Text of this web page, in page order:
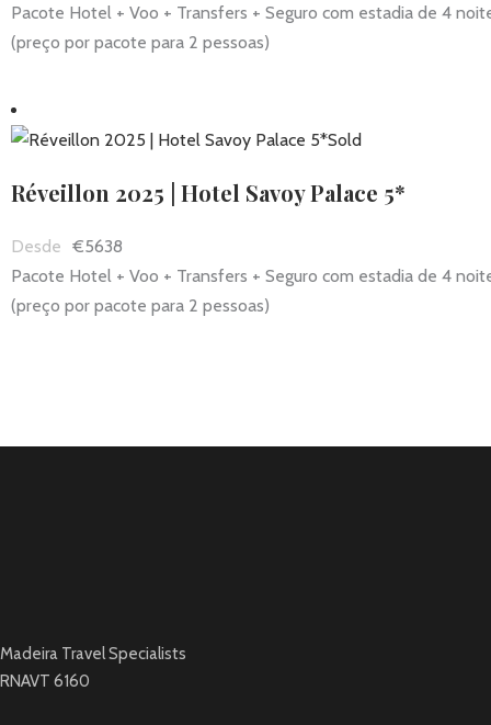
Pacote Hotel + Voo + Transfers + Seguro com estadia de 4
(preço por pacote para 2 pessoas)
Sold
Réveillon 2025 | Hotel Savoy Palace 5*
€5638
Pacote Hotel + Voo + Transfers + Seguro com estadia de 4
(preço por pacote para 2 pessoas)
Madeira Travel Specialists
RNAVT 6160